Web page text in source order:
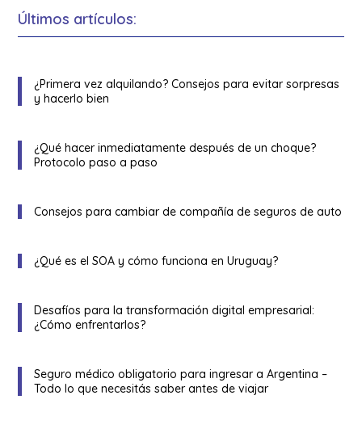
Últimos artículos:
¿Primera vez alquilando? Consejos para evitar sorpresas
y hacerlo bien
¿Qué hacer inmediatamente después de un choque?
Protocolo paso a paso
Consejos para cambiar de compañía de seguros de auto
¿Qué es el SOA y cómo funciona en Uruguay?
Desafíos para la transformación digital empresarial:
¿Cómo enfrentarlos?
Seguro médico obligatorio para ingresar a Argentina –
Todo lo que necesitás saber antes de viajar